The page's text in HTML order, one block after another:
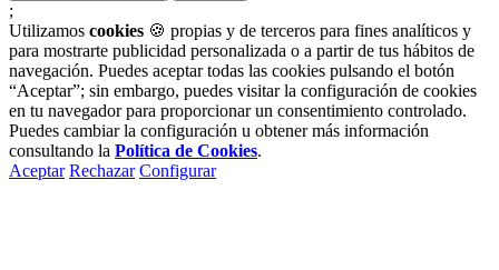
;
Utilizamos cookies 🍪 propias y de terceros para fines analíticos y
para mostrarte publicidad personalizada o a partir de tus hábitos de
navegación. Puedes aceptar todas las cookies pulsando el botón
“Aceptar”; sin embargo, puedes visitar la configuración de cookies
en tu navegador para proporcionar un consentimiento controlado.
Puedes cambiar la configuración u obtener más información
consultando la Política de Cookies.
Aceptar Rechazar Configurar